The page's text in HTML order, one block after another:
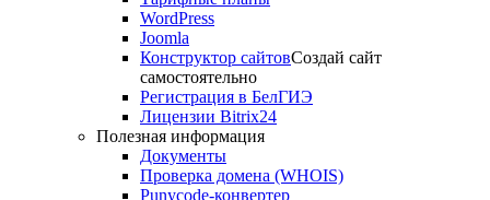
WordPress
Joomla
Конструктор сайтовСоздай сайт
самостоятельно
Регистрация в БелГИЭ
Лицензии Bitrix24
Полезная информация
Документы
Проверка домена (WHOIS)
Punycode-конвертер